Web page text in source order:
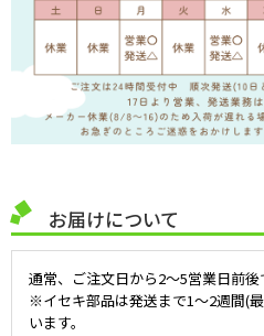
お届けについて
通常、ご注文日から2～5営業日前後
※イセキ部品は発送まで1～2週間(
います。